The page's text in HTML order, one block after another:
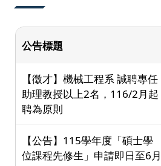
公告標題
【徵才】機械工程系 誠聘專任
助理教授以上2名，116/2月起
聘為原則
【公告】115學年度「碩士學
位課程先修生」申請即日至6月